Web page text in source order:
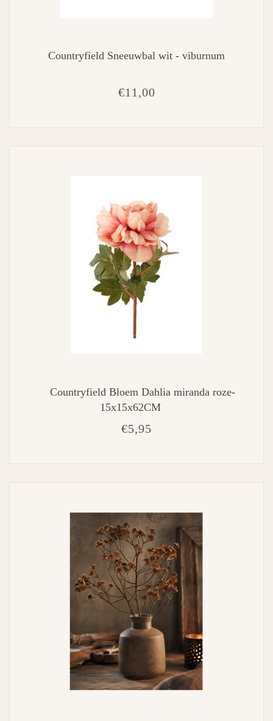
Countryfield Sneeuwbal wit - viburnum
€11,00
Countryfield Bloem Dahlia miranda roze-
15x15x62CM
€5,95